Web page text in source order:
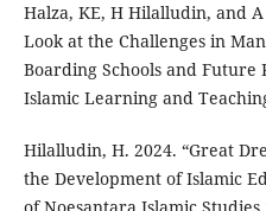
Halza, KE, H Hilalludin, and
Look at the Challenges in
Boarding Schools and Future
Islamic Learning and
Hilalludin, H. 2024. “Great
the Development of Islamic